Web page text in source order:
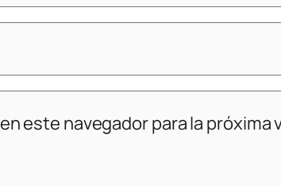
este navegador para la próxima